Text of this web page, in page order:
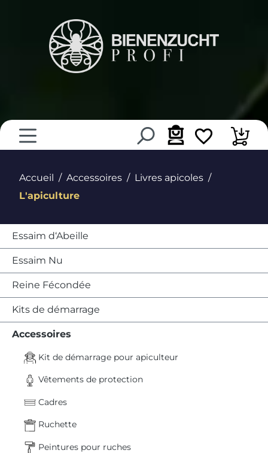
Accueil Accessoires
Livres apicoles
L'apiculture
Essaim d‘Abeille
Essaim Nu
Reine Fécondée
Kits de démarrage
Accessoires
Kit de démarrage pour apiculteur
Vêtements de protection
Cadres
Ruchette
Peintures pour ruches